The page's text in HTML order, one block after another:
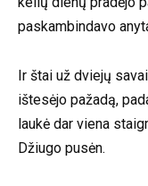
paskambindavo
Ir štai už dviejų
ištesėjo pažadą,
laukė dar viena
Džiugo pusėn.